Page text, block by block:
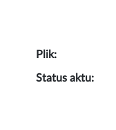
Plik:
Status aktu: